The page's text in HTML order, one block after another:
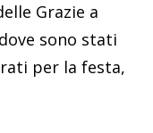
Grazie a
sono stati
per la festa,